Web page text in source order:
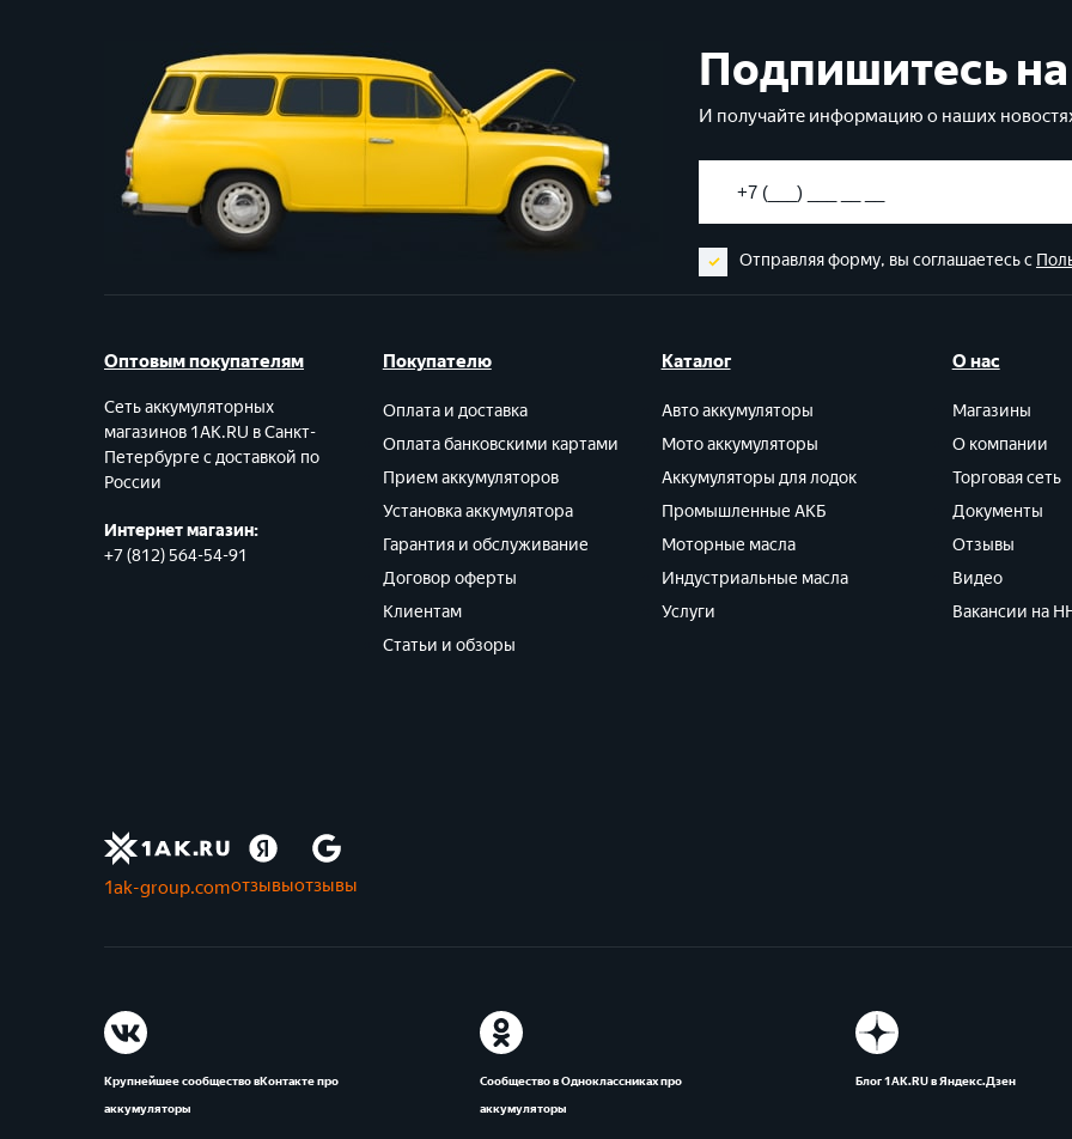
Подпишитесь
И получайте информацию о наших
Отправляя форму, вы соглашаетесь с
Оптовым покупателям
Сеть аккумуляторных
магазинов 1AK.RU в Санкт-
Петербурге с доставкой по
России
Интернет магазин:
+7 (812) 564-54-91
Покупателю
Оплата и доставка
Оплата банковскими картами
Прием аккумуляторов
Установка аккумулятора
Гарантия и обслуживание
Договор оферты
Клиентам
Статьи и обзоры
Каталог
Авто аккумуляторы
Мото аккумуляторы
Аккумуляторы для лодок
Промышленные АКБ
Моторные масла
Индустриальные масла
Услуги
О нас
Магазины
О компании
Торговая сеть
Документы
Отзывы
Видео
Вакансии на
1ak-group.comотзывыотзывы
Крупнейшее сообщество вКонтакте про
аккумуляторы
Сообщество в Одноклассниках про
аккумуляторы
Блог 1АК.RU в Яндекс.Дзен